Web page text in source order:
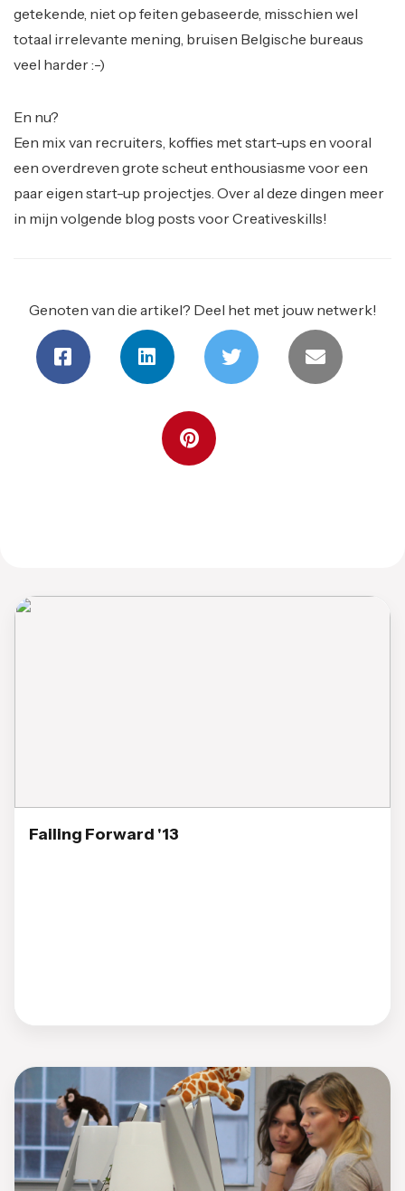
getekende, niet op feiten gebaseerde, misschien wel
totaal irrelevante mening, bruisen Belgische bureaus
veel harder :-)
En nu?
Een mix van recruiters, koffies met start-ups en vooral
een overdreven grote scheut enthousiasme voor een
paar eigen start-up projectjes. Over al deze dingen meer
in mijn volgende blog posts voor Creativeskills!
Genoten van die artikel? Deel het met jouw netwerk!
Failing Forward '13